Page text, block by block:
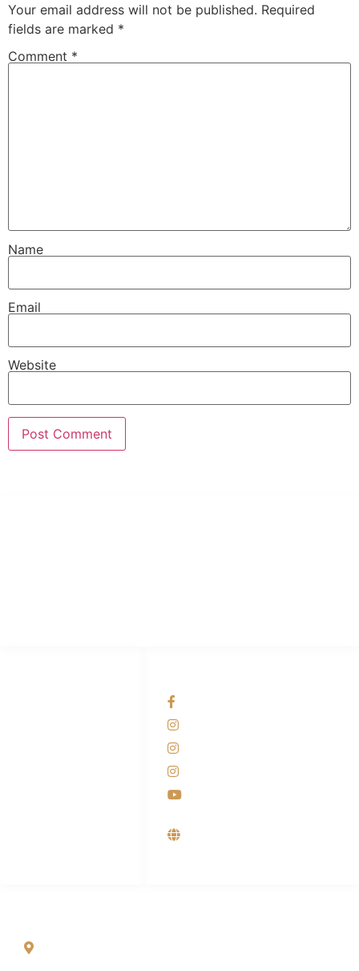
Your email address will not be published. Required
fields are marked *
Comment *
Name
Email
Website